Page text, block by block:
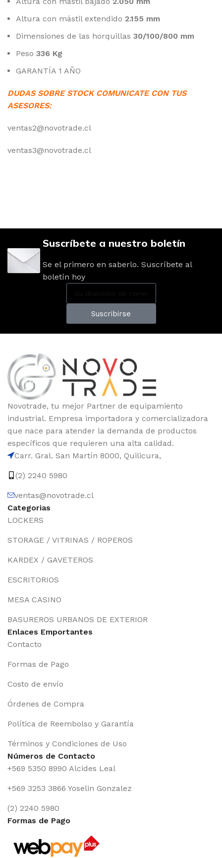
Altura con mástil extendido 2.155 mm
Dimensiones de las horquillas 30/100/800 mm
Peso 336 Kg
GARANTÍA 1 AÑO
DUDAS SOBRE STOCK COMUNICATE CON TUS
ASESORES:
ventas2@novotrade.cl
ventas3@novotrade.cl
Suscríbete a nuestro boletín
Se el primero en saberlo. Suscríbete al
boletín hoy
Suscribirse
Novotrade, tu mejor Partner de equipamiento
industrial. Empresa importadora y comercializadora
que nace para atender la demanda de productos
específicos que requieren una alta calidad.
Carr. Gral. San Martín 8000, Quilicura,
(2) 2240 5980
ventas@novotrade.cl
Categorias
LOCKERS
STORAGE / VITRINAS / ROPEROS
KARDEX / GAVETEROS
ESCRITORIOS
MESA CASINO
BASUREROS URBANOS DE EXTERIOR
Enlaces Emportantes
Contacto
Formas de Pago
Costo de envío
Órdenes de Compra
Política de Reembolso y Garantía
Términos y Condiciones de Uso
Números de Contacto
+569 5350 8990 Alcides Leal
+569 3253 3866 Yoselin Gonzalez
(2) 2240 5980
Formas de Pago